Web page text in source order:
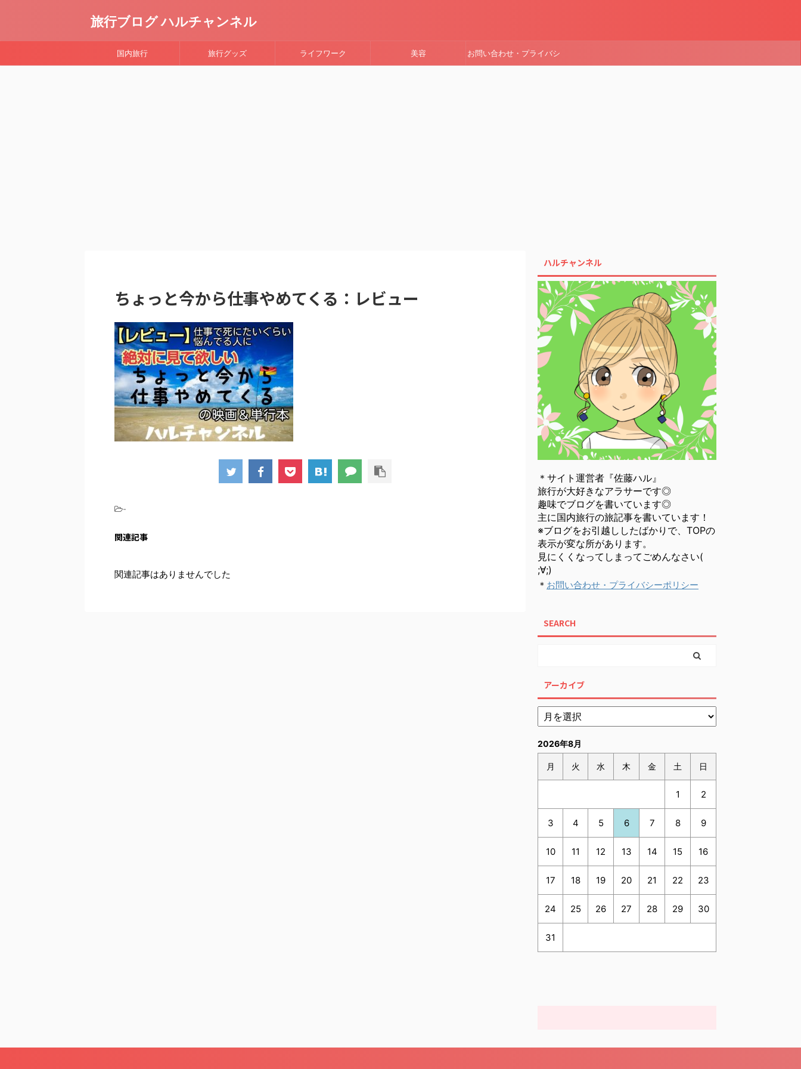
旅行ブログ ハルチャンネル
国内旅行 旅行グッズ ライフワーク 美容 お問い合わせ・プライバシ
ちょっと今から仕事やめてくる：レビュー
-
関連記事
関連記事はありませんでした
ハルチャンネル
＊サイト運営者『佐藤ハル』
旅行が大好きなアラサーです◎
趣味でブログを書いています◎
主に国内旅行の旅記事を書いています！
※ブログをお引越ししたばかりで、TOPの
表示が変な所があります。
見にくくなってしまってごめんなさい(
;∀;)
＊ お問い合わせ・プライバシーポリシー
SEARCH
アーカイブ
2026年8月
月 火 水 木 金 土 日
1 2
3 4 5 6 7 8 9
10 11 12 13 14 15 16
17 18 19 20 21 22 23
24 25 26 27 28 29 30
31